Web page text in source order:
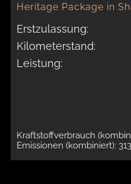
Heritage Package in
Erstzulassung:
Kilometerstand:
Leistung:
Kraftstoffverbrauch
Emissionen (kombiniert):